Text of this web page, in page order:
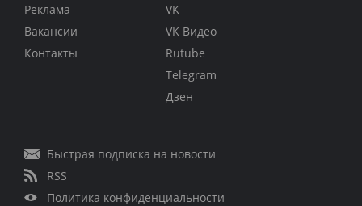
Реклама
Вакансии
Контакты
VK
VK Видео
Rutube
Telegram
Дзен
Быстрая подписка на новости
RSS
Политика конфиденциальности